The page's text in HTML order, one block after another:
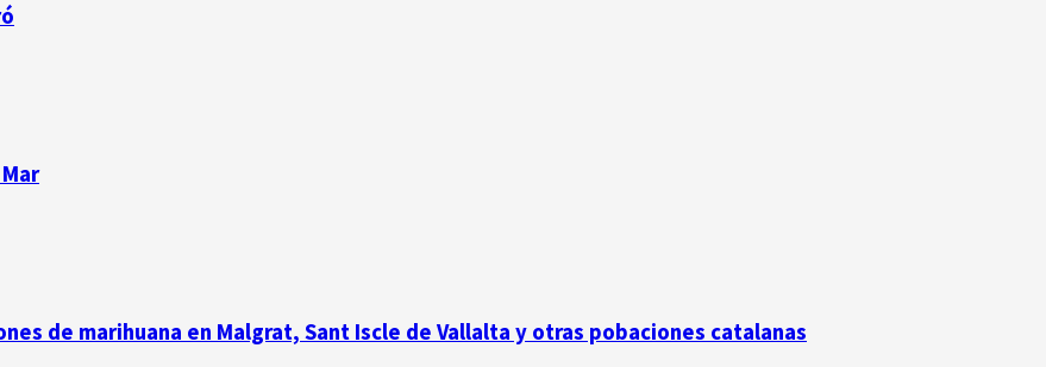
de marihuana en Malgrat, Sant Iscle de Vallalta y otras pobaciones catalanas